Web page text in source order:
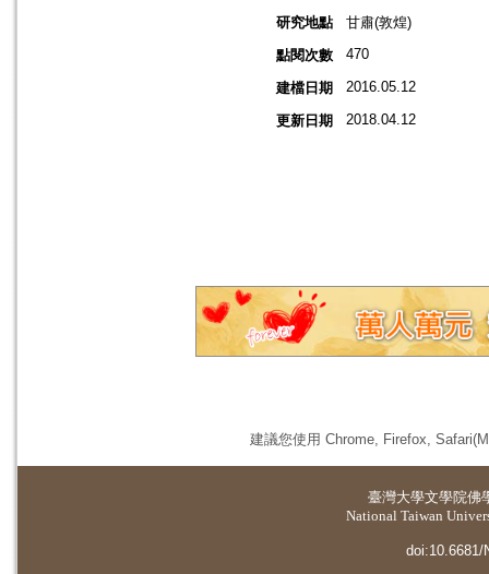
研究地點
甘肅(敦煌)
點閱次數
470
建檔日期 2016.05.12
更新日期 2018.04.12
建議您使用 Chrome, Firefox,
臺灣大學文學院佛
National Taiwan
doi:10.6681/